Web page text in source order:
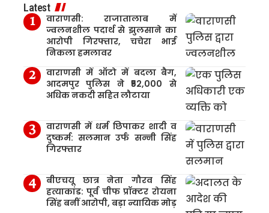
Latest
वाराणसी: राजातालाब में
ज्वलनशील पदार्थ से झुलसाने का
आरोपी गिरफ्तार, चचेरा भाई
निकला हमलावर
वाराणसी में ऑटो में बदला बैग,
आदमपुर पुलिस ने ₹52,000 से
अधिक नकदी सहित लौटाया
वाराणसी में धर्म छिपाकर शादी व
दुष्कर्म: सलमान उर्फ सन्नी सिंह
गिरफ्तार
बीएचयू छात्र नेता गौरव सिंह
हत्याकांड: पूर्व चीफ प्रॉक्टर रोयना
सिंह बनीं आरोपी, बड़ा न्यायिक मोड़